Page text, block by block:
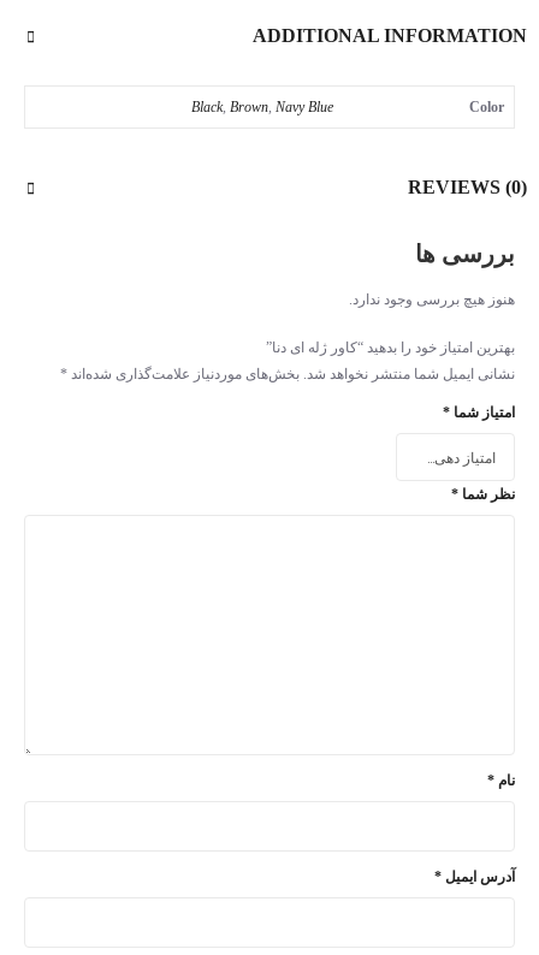
ADDITIONAL INFORMATION
Color
Black, Brown, Navy Blue
REVIEWS (0)
بررسی ها
هنوز هیچ بررسی وجود ندارد.
بهترین امتیاز خود را بدهید “کاور ژله ای دنا”
نشانی ایمیل شما منتشر نخواهد شد. بخش‌های موردنیاز علامت‌گذاری شده‌اند *
امتیاز شما *
نظر شما *
نام *
آدرس ایمیل *